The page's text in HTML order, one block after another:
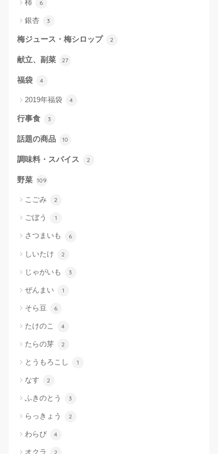
柿 6
銀杏 3
梅ジュース・梅シロップ 2
献立、副菜 27
福袋 4
2019年福袋 4
行事食 3
話題の商品 10
調味料・スパイス 2
野菜 109
こごみ 2
ごぼう 1
さつまいも 6
しいたけ 2
じゃがいも 3
ぜんまい 1
そら豆 6
たけのこ 4
たらの芽 2
とうもろこし 1
なす 2
ふきのとう 3
らっきょう 2
わらび 4
オクラ 2